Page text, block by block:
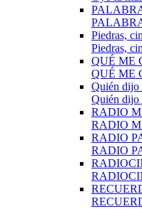
Piedras,
Piedras,
QUÉ ME
QUÉ ME
Quién dijo
Quién dijo
RADIO
RADIO
RADIO
RADIO